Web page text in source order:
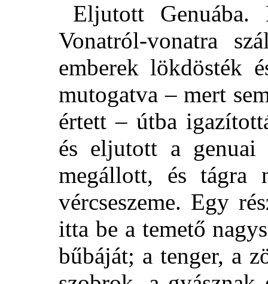
Eljutott Genuába.
Vonatról-vonatra
emberek lökdösték
mutogatva – mert
értett – útba
és eljutott a genuai
megállott, és tágra
vércseszeme. Egy
itta be a temető
bűbáját; a tenger, a